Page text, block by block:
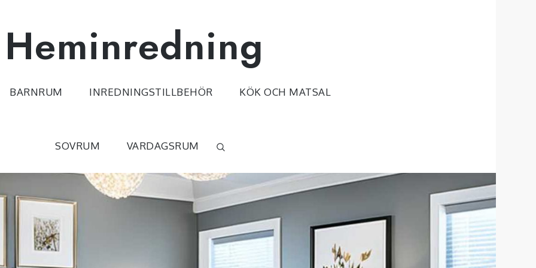
Heminredning
BARNRUM INREDNINGSTILLBEHÖR KÖK OCH MATSAL
SOVRUM VARDAGSRUM